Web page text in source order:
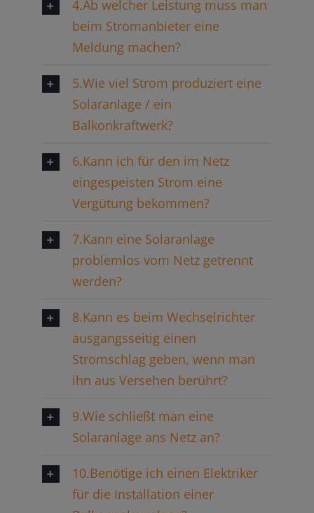
4.Ab welcher Leistung muss man
beim Stromanbieter eine
Meldung machen?
5.Wie viel Strom produziert eine
Solaranlage / ein
Balkonkraftwerk?
6.Kann ich für den im Netz
eingespeisten Strom eine
Vergütung bekommen?
7.Kann eine Solaranlage
problemlos vom Netz getrennt
werden?
8.Kann es beim Wechselrichter
ausgangsseitig einen
Stromschlag geben, wenn man
ihn aus Versehen berührt?
9.Wie schließt man eine
Solaranlage ans Netz an?
10.Benötige ich einen Elektriker
für die Installation einer